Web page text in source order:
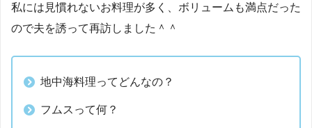
私には見慣れないお料理が多く、ボリュームも満点だった
ので夫を誘って再訪しました＾＾
地中海料理ってどんなの？
フムスって何？